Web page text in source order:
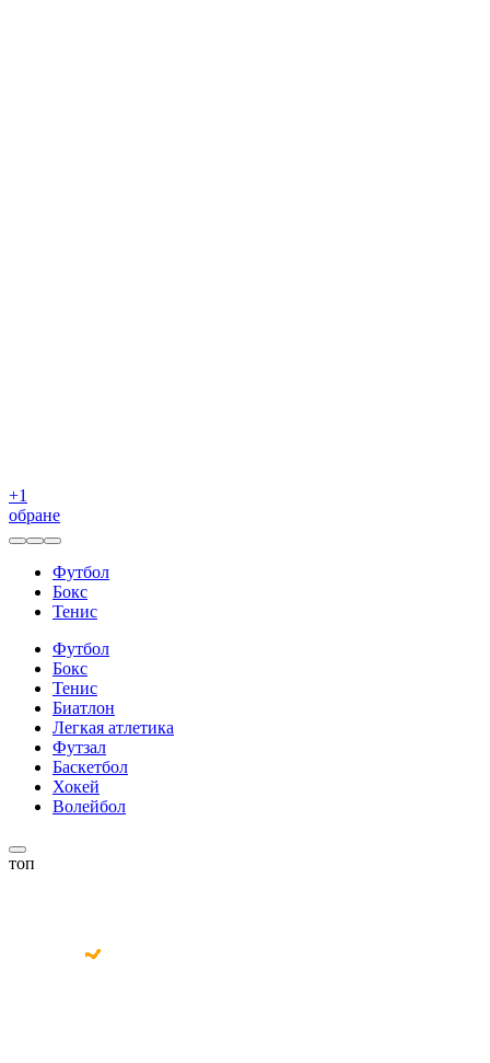
+1
обране
Футбол
Бокс
Тенис
Футбол
Бокс
Тенис
Биатлон
Легкая атлетика
Футзал
Баскетбол
Хокей
Волейбол
топ